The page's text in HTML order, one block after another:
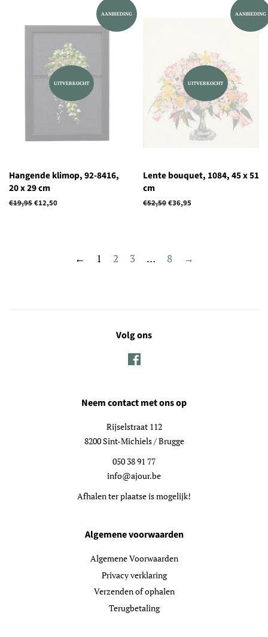
AANBIEDING
UITVERKOCHT
Hangende klimop, 92-8416,
20 x 29 cm
Normale
€19,95Aanbiedingsprijs
€12,50
AANBIEDING
UITVERKOCHT
Lente bouquet, 1084, 45 x 51
cm
Normale
€52,50Aanbiedingsprijs
€36,95
← 1 2 3 … 8 →
Volg ons
Neem contact met ons op
Rijselstraat 112
8200 Sint-Michiels / Brugge
050 38 91 77
info@ajour.be
Afhalen ter plaatse is mogelijk!
Algemene voorwaarden
Algemene Voorwaarden
Privacy verklaring
Verzenden of ophalen
Terugbetaling